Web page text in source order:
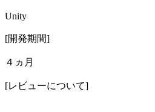
Unity
[開発期間]
４ヵ月
[レビューについて]